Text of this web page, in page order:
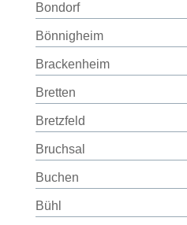
Bondorf
Bönnigheim
Brackenheim
Bretten
Bretzfeld
Bruchsal
Buchen
Bühl